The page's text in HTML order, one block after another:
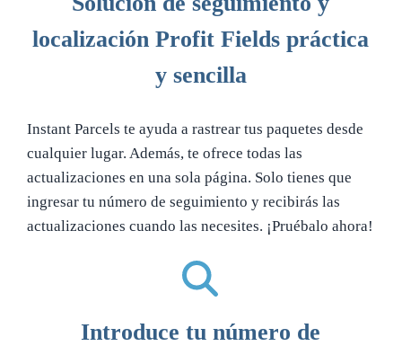
localización Profit Fields práctica
y sencilla
Instant Parcels te ayuda a rastrear tus paquetes desde
cualquier lugar. Además, te ofrece todas las
actualizaciones en una sola página. Solo tienes que
ingresar tu número de seguimiento y recibirás las
actualizaciones cuando las necesites. ¡Pruébalo ahora!
Introduce tu número de